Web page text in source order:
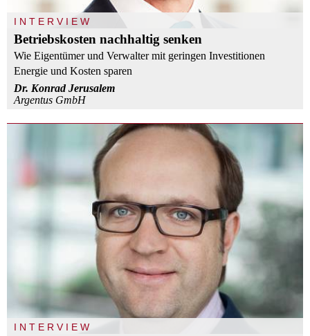
INTERVIEW
Betriebskosten nachhaltig senken
Wie Eigentümer und Verwalter mit geringen Investitionen
Energie und Kosten sparen
Dr. Konrad Jerusalem
Argentus GmbH
INTERVIEW